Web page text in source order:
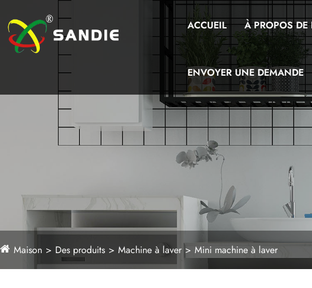
ACCUEIL À PROPOS DE
ENVOYER UNE DEMANDE
Maison Des produits Machine à laver Mini machine à laver